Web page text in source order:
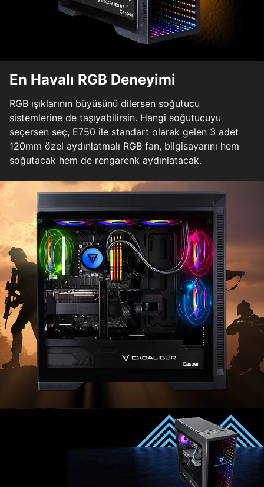
En Havalı RGB Deneyimi
RGB ışıklarının büyüsünü dilersen soğutucu
sistemlerine de taşıyabilirsin. Hangi soğutucuyu
seçersen seç, E750 ile standart olarak gelen 3 adet
120mm özel aydınlatmalı RGB fan, bilgisayarını hem
soğutacak hem de rengarenk aydınlatacak.